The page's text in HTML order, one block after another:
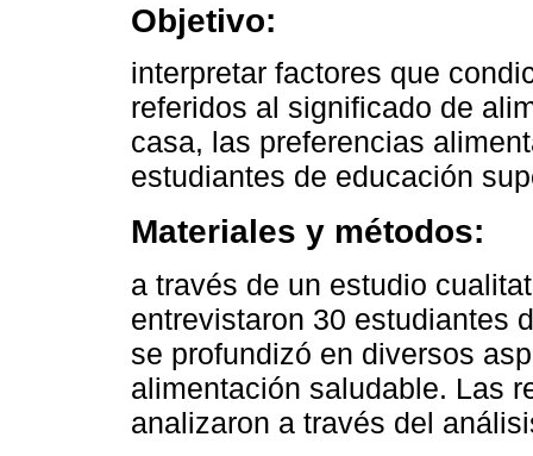
Objetivo:
interpretar factores que
referidos al significado de
casa, las preferencias
estudiantes de educación
Materiales y métodos:
a través de un estudio
entrevistaron 30 estudiantes
se profundizó en diversos
alimentación saludable. Las
analizaron a través del